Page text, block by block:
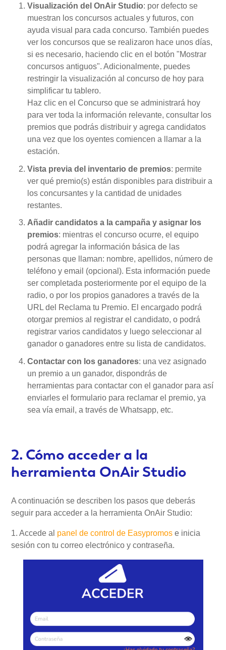
Visualización del OnAir Studio: por defecto se
muestran los concursos actuales y futuros, con
ayuda visual para cada concurso. También puedes
ver los concursos que se realizaron hace unos días,
si es necesario, haciendo clic en el botón "Mostrar
concursos antiguos". Adicionalmente, puedes
restringir la visualización al concurso de hoy para
simplificar tu tablero.
Haz clic en el Concurso que se administrará hoy
para ver toda la información relevante, consultar los
premios que podrás distribuir y agrega candidatos
una vez que los oyentes comiencen a llamar a la
estación.
Vista previa del inventario de premios: permite
ver qué premio(s) están disponibles para distribuir a
los concursantes y la cantidad de unidades
restantes.
Añadir candidatos a la campaña y asignar los
premios: mientras el concurso ocurre, el equipo
podrá agregar la información básica de las
personas que llaman: nombre, apellidos, número de
teléfono y email (opcional). Esta información puede
ser completada posteriormente por el equipo de la
radio, o por los propios ganadores a través de la
URL del Reclama tu Premio. El encargado podrá
otorgar premios al registrar el candidato, o podrá
registrar varios candidatos y luego seleccionar al
ganador o ganadores entre su lista de candidatos.
Contactar con los ganadores: una vez asignado
un premio a un ganador, dispondrás de
herramientas para contactar con el ganador para así
enviarles el formulario para reclamar el premio, ya
sea vía email, a través de Whatsapp, etc.
2. Cómo acceder a la
herramienta OnAir Studio
A continuación se describen los pasos que deberás
seguir para acceder a la herramienta OnAir Studio:
1. Accede al panel de control de Easypromos e inicia
sesión con tu correo electrónico y contraseña.